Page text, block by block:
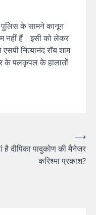
के सामने कानून
नहीं हैं। इसी को लेकर
नित्यानंद रॉय शाम
के पलकृपल के हालातों
है दीपिका पादुकोण की मैनेजर
करिश्मा प्रकाश?
⟶